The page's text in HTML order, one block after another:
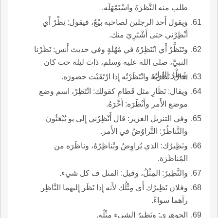
طلب منه النَّظرَةَ واسْتَمْهَلَه.
ويقول أَحد الرجلين لصاحبه بيْعٌ، فيقول: نِظْرٌ أَي
أَنْظِرْني حتى أَشْتَرِيَ منك.
وتَنَظَّرْ أَي انْتَظِرْهُ في مُهْلَةٍ وفي حديث أَنس: نَظَرْنا
النبيَّ، صلى الله عليه وسلم، ذاتَ ليلة حت كان
شَطْرُ الليلِ.
يقال: نَظَرتُهُ وانْتَظَرْتُه إِذا ارْتَقَبْت حضورَه.
ويقال: نَظَارِ مثل قَطامِ كقولك: انْتَظِرْ، اسم وضع
موضع الأَمر وأَنْظَرَه: أَخَّرَهُ.
وفي التنزيل العزيز: قال أَنْظِرْني إِلى يو يُبْعَثُونَ
والتَّناظُرُ: التَّراوُضُ في الأَمر.
ونَظِيرُك: الذي يُراوِضُ وتُناظِرُهُ، وناظَرَه من
المُناظَرَة.
والنَّظِيرُ: المِثْلُ، وقيل: المثل ف كل شيء.
وفلان نَظِيرُك أَي مِثْلُك لأَنه إِذا نَظَر إِليهما النَّاظِر
رآهما سواءً.
الجوهري: ونَظِيرُ الشيء مِثْلُه.